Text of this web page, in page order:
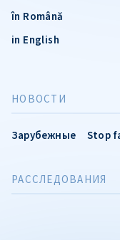
în Română
in English
НОВОСТИ
Зарубежные Stop
РАССЛЕДОВАНИЯ